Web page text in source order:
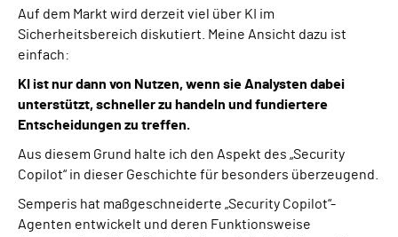
Auf dem Markt wird derzeit viel über KI im
Sicherheitsbereich diskutiert. Meine Ansicht dazu ist
einfach:
KI ist nur dann von Nutzen, wenn sie Analysten dabei
unterstützt, schneller zu handeln und fundiertere
Entscheidungen zu treffen.
Aus diesem Grund halte ich den Aspekt des „Security
Copilot“ in dieser Geschichte für besonders überzeugend.
Semperis hat maßgeschneiderte „Security Copilot“-
Agenten entwickelt und deren Funktionsweise